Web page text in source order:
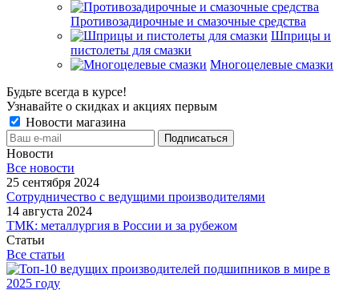
Противозадирочные и смазочные средства
Шприцы и
пистолеты для смазки
Многоцелевые смазки
Будьте всегда в курсе!
Узнавайте о скидках и акциях первым
Новости магазина
Новости
Все новости
25 сентября 2024
Сотрудничество с ведущими производителями
14 августа 2024
ТМК: металлургия в России и за рубежом
Статьи
Все статьи